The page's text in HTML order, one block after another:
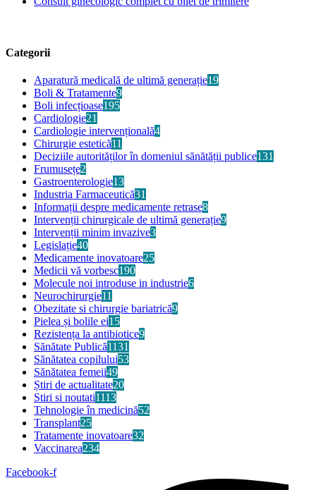
Categorii
Aparatură medicală de ultimă generație19
Boli & Tratamente9
Boli infecțioase195
Cardiologie21
Cardiologie intervențională4
Chirurgie estetică11
Deciziile autorităților în domeniul sănătății publice131
Frumusețe2
Gastroenterologie13
Industria Farmaceutică31
Informații despre medicamente retrase8
Intervenții chirurgicale de ultimă generație9
Intervenții minim invazive3
Legislație40
Medicamente inovatoare25
Medicii vă vorbesc190
Molecule noi introduse in industrie6
Neurochirurgie11
Obezitate si chirurgie bariatrică9
Pielea și bolile ei15
Rezistența la antibiotice9
Sănătate Publică1131
Sănătatea copilului53
Sănătatea femeii49
Știri de actualitate20
Stiri si noutati1113
Tehnologie în medicină52
Transplant25
Tratamente inovatoare32
Vaccinarea234
Facebook-f